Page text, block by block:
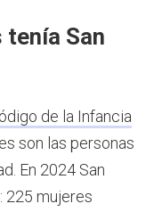
San
de la Infancia
son las personas
En 2024 San
225 mujeres